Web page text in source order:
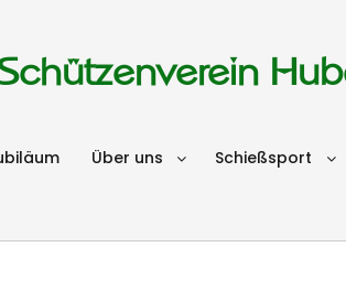
Über uns Schießsport